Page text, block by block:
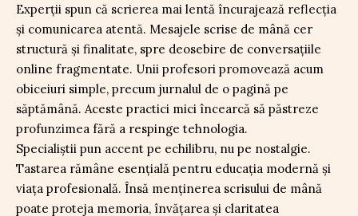
Experții spun că scrierea mai lentă încurajează reflecția
și comunicarea atentă. Mesajele scrise de mână cer
structură și finalitate, spre deosebire de conversațiile
online fragmentate. Unii profesori promovează acum
obiceiuri simple, precum jurnalul de o pagină pe
săptămână. Aceste practici mici încearcă să păstreze
profunzimea fără a respinge tehnologia.
Specialiștii pun accent pe echilibru, nu pe nostalgie.
Tastarea rămâne esențială pentru educația modernă și
viața profesională. Însă menținerea scrisului de mână
poate proteja memoria, învățarea și claritatea